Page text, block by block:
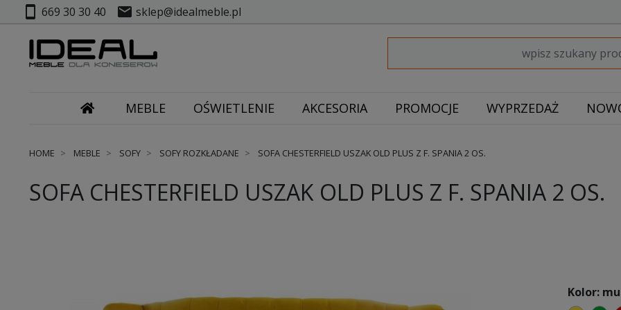
smartphone 669 30 30 40 mail sklep@idealmeble.pl
MEBLE OŚWIETLENIE AKCESORIA PROMOCJE WYPRZEDAŻ
HOME MEBLE SOFY SOFY ROZKŁADANE SOFA CHESTERFIELD USZAK OLD PLUS Z F. SPANIA 2 OS.
SOFA CHESTERFIELD USZAK OLD PLUS Z F. SPANIA 2 OS.
Kolor: